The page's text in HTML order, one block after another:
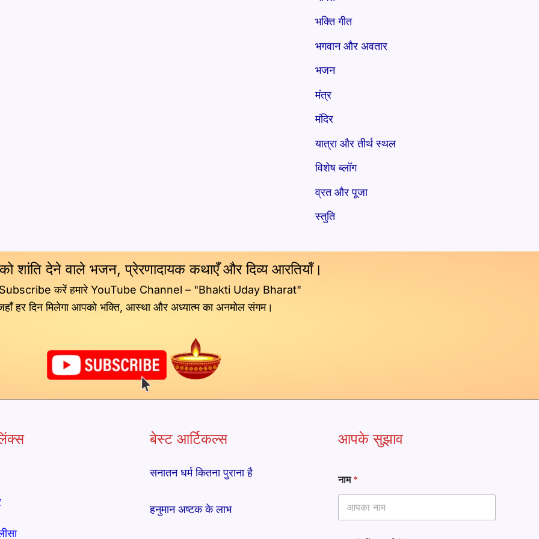
भक्ति गीत
भगवान और अवतार
भजन
मंत्र
मंदिर
यात्रा और तीर्थ स्थल
विशेष ब्लॉग
व्रत और पूजा
स्तुति
शांति देने वाले भजन, प्रेरणादायक कथाएँ और दिव्य आरतियाँ।
Subscribe करें हमारे YouTube Channel – "Bhakti Uday Bharat"
हर दिन मिलेगा आपको भक्ति, आस्था और अध्यात्म का अनमोल संगम।
बेस्ट आर्टिकल्स
सनातन धर्म कितना पुराना है
हनुमान अष्टक के लाभ
आपके सुझाव
नाम*